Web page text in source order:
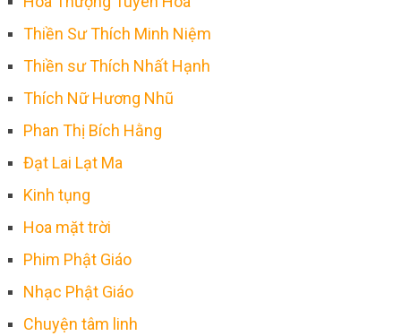
Thiền Sư Thích Minh Niệm
Thiền sư Thích Nhất Hạnh
Thích Nữ Hương Nhũ
Phan Thị Bích Hằng
Đạt Lai Lạt Ma
Kinh tụng
Hoa mặt trời
Phim Phật Giáo
Nhạc Phật Giáo
Chuyện tâm linh